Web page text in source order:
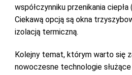
współczynniku przenikania ciepła
Ciekawą opcją są okna
izolacją termiczną.
Kolejny temat, którym warto się
nowoczesne technologie